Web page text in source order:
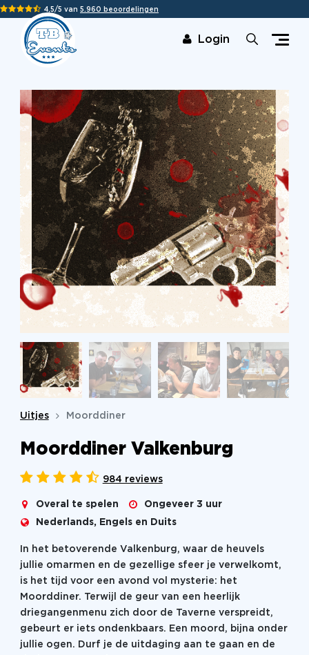
4,5/5 van 5.960 beoordelingen
Login
Uitjes Moorddiner
Moorddiner Valkenburg
984 reviews
Overal te spelen Ongeveer 3 uur
Nederlands, Engels en Duits
In het betoverende Valkenburg, waar de heuvels
jullie omarmen en de gezellige sfeer je verwelkomt,
is het tijd voor een avond vol mysterie: het
Moorddiner. Terwijl de geur van een heerlijk
driegangenmenu zich door de Taverne verspreidt,
gebeurt er iets ondenkbaars. Een moord, bijna onder
jullie ogen. Durf je de uitdaging aan te gaan en de